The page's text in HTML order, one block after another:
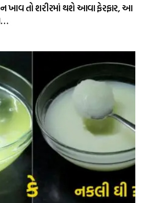
ખાવ તો શરીરમાં થશે આવા ફેરફાર, આ